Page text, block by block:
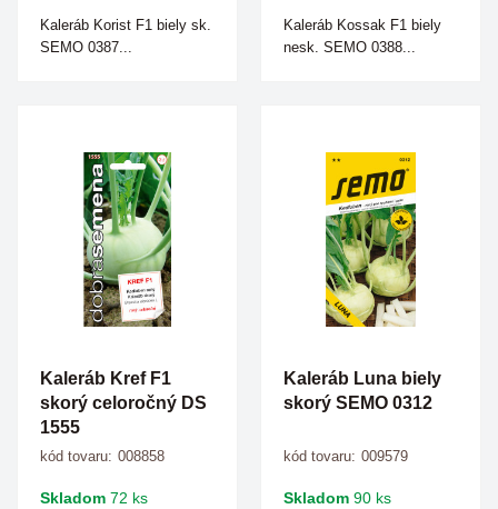
Kaleráb Korist F1 biely sk.
SEMO 0387...
Kaleráb Kossak F1 biely
nesk. SEMO 0388...
Kaleráb Kref F1
skorý celoročný DS
1555
kód tovaru: 008858
Skladom 72 ks
Kaleráb Luna biely
skorý SEMO 0312
kód tovaru: 009579
Skladom 90 ks